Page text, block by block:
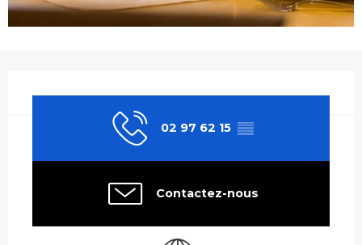
02 97 62 15 ▒▒
Contactez-nous